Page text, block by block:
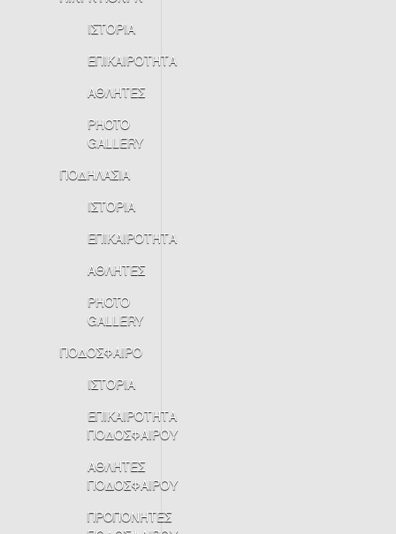
ΙΣΤΟΡΙΑ
ΕΠΙΚΑΙΡΟΤΗΤΑ
ΑΘΛΗΤΕΣ
PHOTO
GALLERY
ΠΟΔΗΛΑΣΙΑ
ΙΣΤΟΡΙΑ
ΕΠΙΚΑΙΡΟΤΗΤΑ
ΑΘΛΗΤΕΣ
PHOTO
GALLERY
ΠΟΔΟΣΦΑΙΡΟ
ΙΣΤΟΡΙΑ
ΕΠΙΚΑΙΡΟΤΗΤΑ
ΠΟΔΟΣΦΑΙΡΟΥ
ΑΘΛΗΤΕΣ
ΠΟΔΟΣΦΑΙΡΟΥ
ΠΡΟΠΟΝΗΤΕΣ